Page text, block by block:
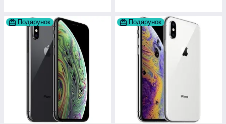
Подарунок Подарунок